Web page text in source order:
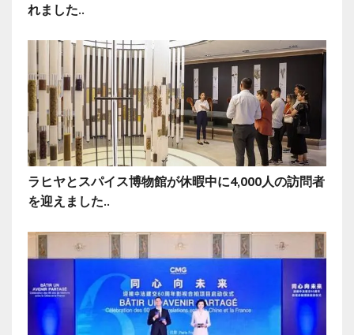
れました..
ラヒヤとスパイス博物館が休暇中に4,000人の訪問者
を迎えました..